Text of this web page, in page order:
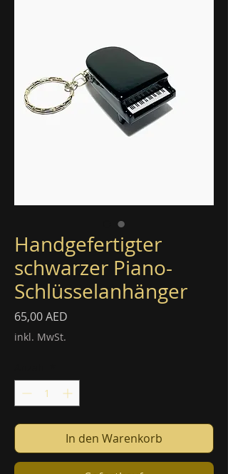
Handgefertigter
schwarzer Piano-
Schlüsselanhänger
65,00 AED
inkl. MwSt.
In den Warenkorb